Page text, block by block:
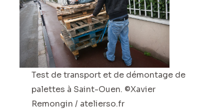
Test de transport et de démontage de
palettes à Saint-Ouen. ©Xavier
Remongin / atelierso.fr